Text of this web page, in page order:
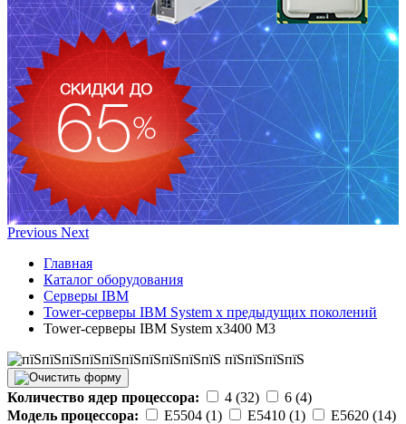
Previous Next
Главная
Каталог оборудования
Серверы IBM
Tower-серверы IBM System x предыдущих поколений
Tower-серверы IBM System x3400 M3
Количество ядер процессора: 4 (32)
6 (4)
Модель процессора:
E5504 (1) E5410 (1)
E5620 (14)